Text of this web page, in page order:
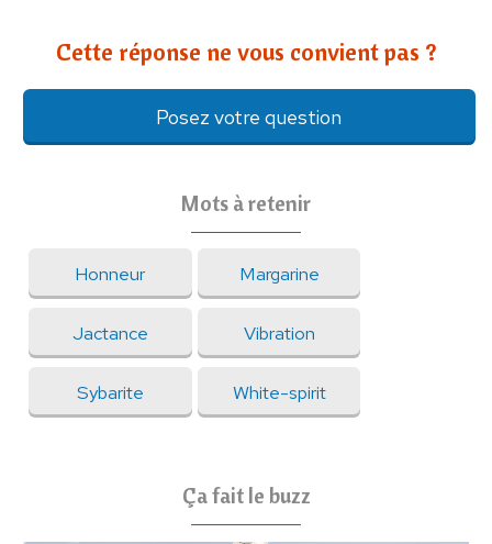
Cette réponse ne vous convient pas ?
Posez votre question
Mots à retenir
Honneur Margarine
Jactance Vibration
Sybarite White-spirit
Ça fait le buzz